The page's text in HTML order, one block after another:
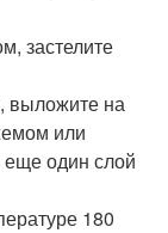
застелите
выложите на
или
еще один слой
180